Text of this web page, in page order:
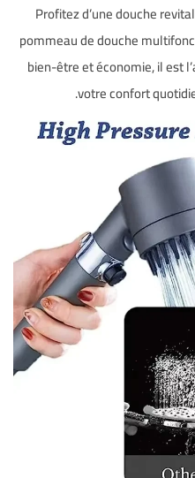
Profitez d’une douche
pommeau de douche
bien-être et économie, il est
votre confort